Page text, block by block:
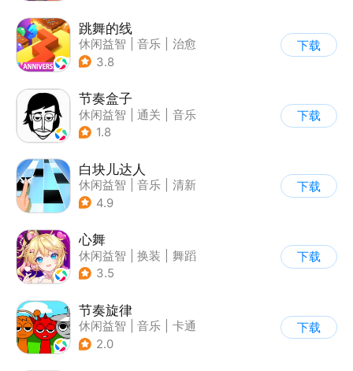
跳舞的线
休闲益智 音乐
治愈
3.8
下载
节奏盒子
休闲益智 通关
音乐
1.8
下载
白块儿达人
休闲益智 音乐
清新
| 多比特
4.9
下载
心舞
休闲益智 换装
舞蹈
| 结婚
3.5
下载
节奏旋律
休闲益智 音乐
卡通
2.0
下载